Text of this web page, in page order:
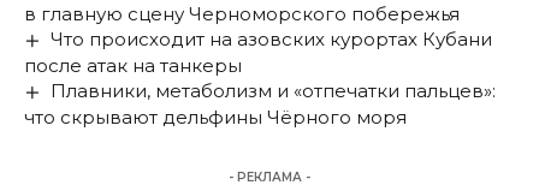
в главную сцену Черноморского побережья
Что происходит на азовских курортах Кубани
после атак на танкеры
Плавники, метаболизм и «отпечатки пальцев»:
что скрывают дельфины Чёрного моря
- РЕКЛАМА -